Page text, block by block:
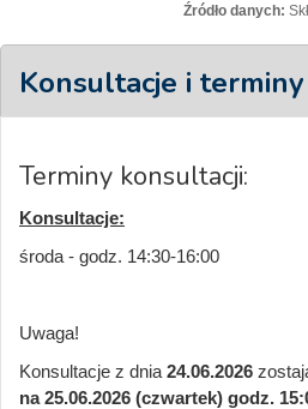
Źródło danych:
Konsultacje i terminy
Terminy konsultacji:
Konsultacje:
środa - godz. 14:30-16:00
Uwaga!
Konsultacje z dnia 24.06.2026
na 25.06.2026 (czwartek) godz.